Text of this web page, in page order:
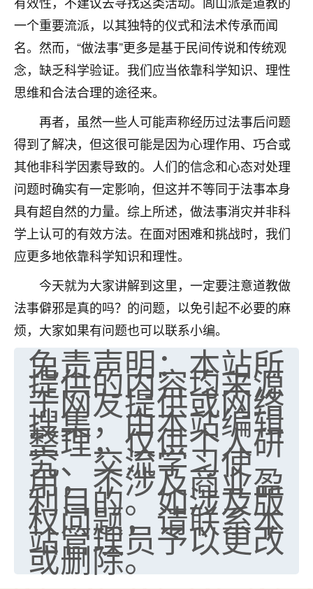
一个重要流派，以其独特的仪式和法术传承而闻
名。然而，“做法事”更多是基于民间传说和传统观
念，缺乏科学验证。我们应当依靠科学知识、理性
思维和合法合理的途径来。
再者，虽然一些人可能声称经历过法事后问题
得到了解决，但这很可能是因为心理作用、巧合或
其他非科学因素导致的。人们的信念和心态对处理
问题时确实有一定影响，但这并不等同于法事本身
具有超自然的力量。综上所述，做法事消灾并非科
学上认可的有效方法。在面对困难和挑战时，我们
应更多地依靠科学知识和理性。
今天就为大家讲解到这里，一定要注意道教做
法事僻邪是真的吗？的问题，以免引起不必要的麻
烦，大家如果有问题也可以联系小编。
免责声明：本站所
提供的内容均来源
于网友提供或网络
搜集，由本站编辑
整理，仅供个人研
究、交流学习使
用，不涉及商业盈
利目的。如涉及版
权问题，请联系本
站管理员予以更改
或删除。
师，安排了超度法事，做梦再也没有梦到过
了，一开始是半信半疑的，图个心安，给亡母
超度，现在看来，人不信也不行。
2天前 来自云南 11
老师收徒吗？？我对这些很感兴趣
2天前 来自山西 15